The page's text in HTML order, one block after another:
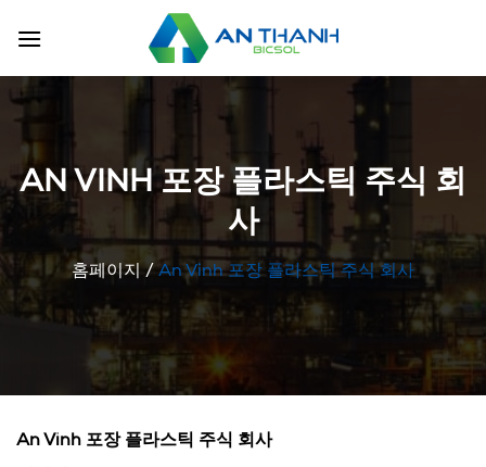
AN VINH 포장 플라스틱 주식 회
사
홈페이지/An Vinh 포장 플라스틱 주식 회사
An Vinh 포장 플라스틱 주식 회사